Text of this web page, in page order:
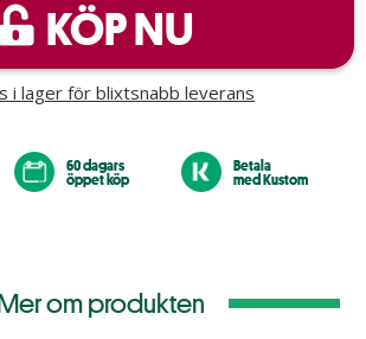
KÖP NU
i lager för blixtsnabb leverans
60 dagars
öppet köp
Betala
med Kustom
om produkten